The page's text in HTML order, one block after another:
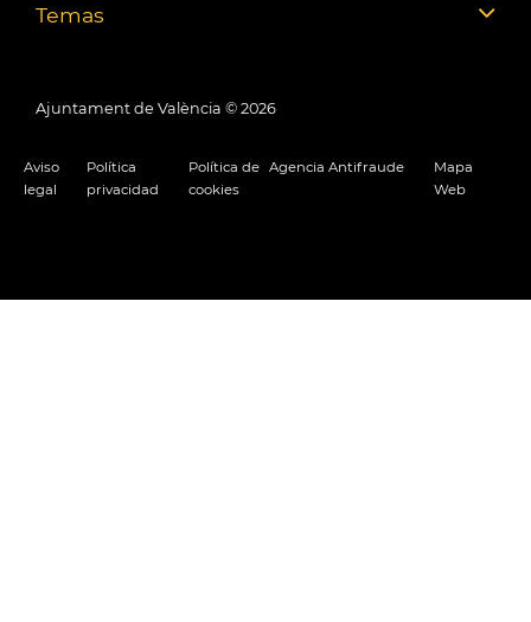
Temas
Ajuntament de València © 2026
Aviso
legal
Política
privacidad
Política de
cookies
Agencia Antifraude
Mapa
Web